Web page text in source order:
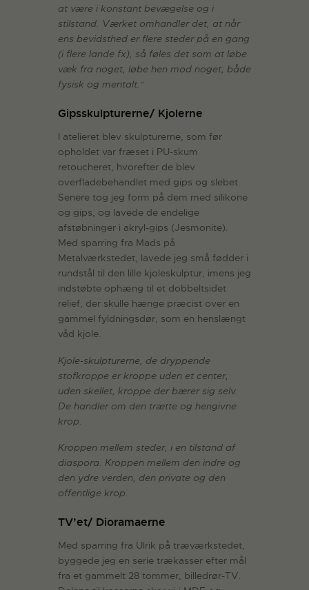
at være i konstant bevægelse og i
stilstand. Værket omhandler det, at når
ens bevidsthed er flere steder på en gang
(i flere lande fx), så føles det som at løbe
væk fra noget, løbe hen mod noget; både
fysisk og mentalt.“
Gipsskulpturerne/ Kjolerne
I atelieret blev skulpturerne, som før
opholdet var fræset i PU-skum
retoucheret, hvorefter de blev
overfladebehandlet med gips og slebet.
Senere tog jeg form på dem med silikone
og gips, og lavede de endelige
afstøbninger i akryl-gips (Jesmonite).
Med sparring fra Mads på
Metalværkstedet, lavede jeg små fødder i
rundstål til den lille kjoleskulptur, imens jeg
indstøbte ophæng til et dobbeltsidet
relief, der skulle hænge præcist over en
gammel fyldningsdør, som en henslængt
våd kjole.
Kjole-skulpturerne, de dryppende
stofkroppe er kroppe uden et center,
uden skellet, kroppe der bærer sig selv.
De handler om den trætte og hengivne
krop.
Kroppen mellem steder, i en tilstand af
diaspora. Kroppen mellem den indre og
den ydre verden, den private og den
offentlige krop.
TV’et/ Dioramaerne
Med sparring fra Ulrik på træværkstedet,
byggede jeg en serie trækasser efter mål
fra et gammelt 28 tommer, billedrør-TV.